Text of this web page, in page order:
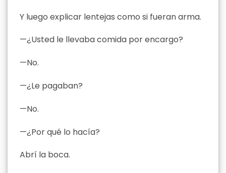
Y luego explicar lentejas como si fueran arma.
—¿Usted le llevaba comida por encargo?
—No.
—¿Le pagaban?
—No.
—¿Por qué lo hacía?
Abrí la boca.